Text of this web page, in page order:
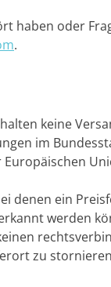
haben oder
.
keine
im
denen ein
werden
zu